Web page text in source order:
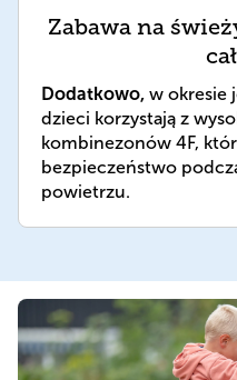
Zabawa na
Dodatkowo, w okresie
dzieci korzystają z
kombinezonów 4F,
bezpieczeństwo
powietrzu.